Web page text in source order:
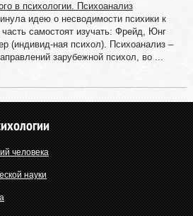
в психологии. Психоанализ
идею о несводимости психики к
самостоят изучать: Фрейд, Юнг
(индивид-ная психол). Психоанализ –
зарубежной психол, во ...
человека
науки